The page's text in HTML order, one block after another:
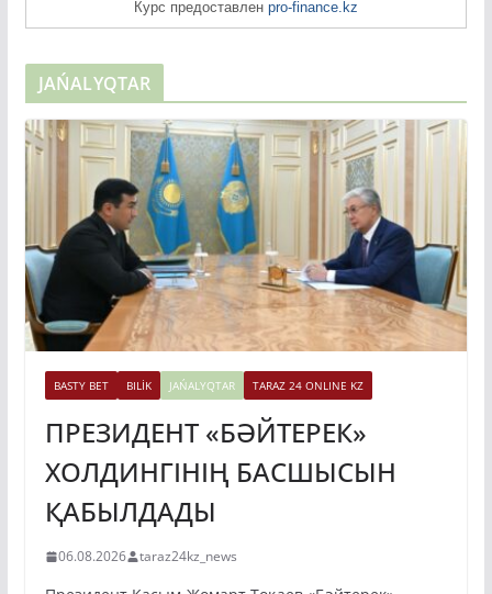
Курс предоставлен pro-finance.kz
JAŃALYQTAR
BASTY BET BILİK JAŃALYQTAR TARAZ 24 ONLINE KZ
ПРЕЗИДЕНТ «БӘЙТЕРЕК»
ХОЛДИНГІНІҢ БАСШЫСЫН
ҚАБЫЛДАДЫ
06.08.2026 taraz24kz_news